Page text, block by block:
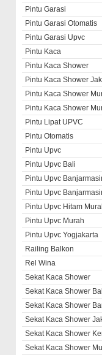
Pintu Garasi
Pintu Garasi Otomatis
Pintu Garasi Upvc
Pintu Kaca
Pintu Kaca Shower
Pintu Kaca Shower
Pintu Kaca Shower
Pintu Kaca Shower
Pintu Lipat UPVC
Pintu Otomatis
Pintu Upvc
Pintu Upvc Bali
Pintu Upvc
Pintu Upvc
Pintu Upvc Hitam
Pintu Upvc Murah
Pintu Upvc Yogjakarta
Railing Balkon
Rel Wina
Sekat Kaca Shower
Sekat Kaca Shower
Sekat Kaca Shower
Sekat Kaca Shower
Sekat Kaca Shower
Sekat Kaca Shower